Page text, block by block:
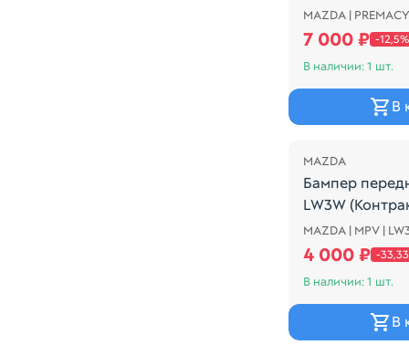
Mazda
MAZDA |
7 000 ₽ -12,5%
В наличии: 1 шт.
В
Распродажа
MAZDA
Бампер
LW3W
2 MODEL,
MAZDA | MPV |
4 000 ₽ -
В наличии: 1 шт.
В
Распродажа